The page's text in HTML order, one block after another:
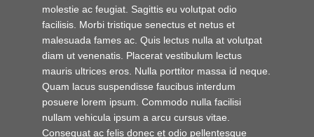
molestie ac feugiat. Sagittis eu volutpat odio
facilisis. Morbi tristique senectus et netus et
malesuada fames ac. Quis lectus nulla at volutpat
diam ut venenatis. Placerat vestibulum lectus
mauris ultrices eros. Nulla porttitor massa id neque.
Quam lacus suspendisse faucibus interdum
posuere lorem ipsum. Commodo nulla facilisi
nullam vehicula ipsum a arcu cursus vitae.
Consequat ac felis donec et odio pellentesque